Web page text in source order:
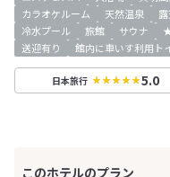
カラオケルーム
天然温泉
冷水プール
旅館 サウナ
送迎有り
館内に車いす利用ト
日本旅行 5.0